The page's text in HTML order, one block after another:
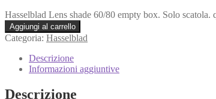
Hasselblad Lens shade 60/80 empty box. Solo scatola.
Aggiungi al carrello
Categoria: Hasselblad
Descrizione
Informazioni aggiuntive
Descrizione